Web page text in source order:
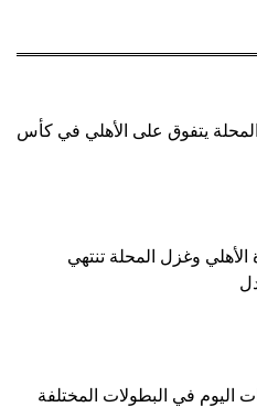
يتفوق على الأهلي في كأس
الأهلي وغزل المحلة تنتهي
اليوم في البطولات المختلفة